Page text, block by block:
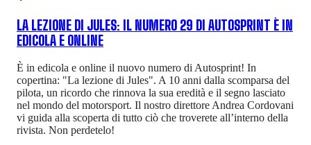
LA LEZIONE DI JULES: IL NUMERO 29 DI AUTOSPRINT È IN
EDICOLA E ONLINE
È in edicola e online il nuovo numero di Autosprint! In
copertina: "La lezione di Jules". A 10 anni dalla scomparsa del
pilota, un ricordo che rinnova la sua eredità e il segno lasciato
nel mondo del motorsport. Il nostro direttore Andrea Cordovani
vi guida alla scoperta di tutto ciò che troverete all’interno della
rivista. Non perdetelo!